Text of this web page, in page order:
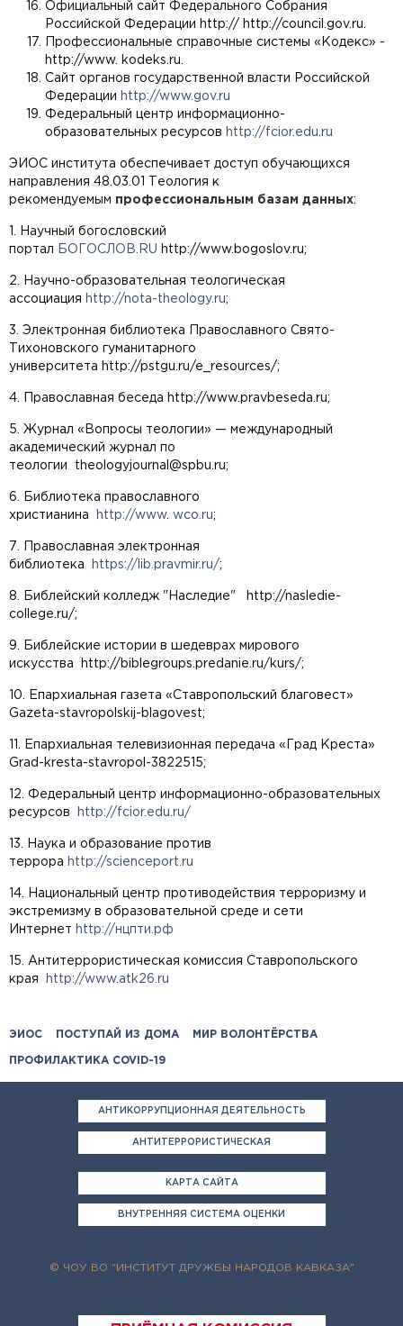
Официальный сайт Федерального Собрания
Российской Федерации http:// http://council.gov.ru.
Профессиональные справочные системы «Кодекс» -
http://www. kodeks.ru.
Сайт органов государственной власти Российской
Федерации http://www.gov.ru
Федеральный центр информационно-
образовательных ресурсов http://fcior.edu.ru
ЭИОС института обеспечивает доступ обучающихся
направления 48.03.01 Теология к
рекомендуемым профессиональным базам данных:
1. Научный богословский
портал
БОГОСЛОВ.RU http://www.bogoslov.ru;
2. Научно-образовательная теологическая
ассоциация http://nota-theology.ru;
3. Электронная библиотека Православного Свято-
Тихоновского гуманитарного
университета http://pstgu.ru/e_resources/;
4. Православная беседа http://www.pravbeseda.ru;
5. Журнал «Вопросы теологии» — международный
академический журнал по
теологии theologyjournal@spbu.ru;
6. Библиотека православного
христианина
http://www. wco.ru;
7. Православная электронная
библиотека
https://lib.pravmir.ru/;
8. Библейский колледж "Наследие"
http://nasledie-
college.ru/;
9. Библейские истории в шедеврах мирового
искусства
http://biblegroups.predanie.ru/kurs/;
10. Епархиальная газета «Ставропольский благовест»
Gazeta-stavropolskij-blagovest;
11. Епархиальная телевизионная передача «Град Креста»
Grad-kresta-stavropol-3822515;
12. Федеральный центр информационно-образовательных
ресурсов
http://fcior.edu.ru/
13. Наука и образование против
террора http://scienceport.ru
14. Национальный центр противодействия терроризму и
экстремизму в образовательной среде и сети
Интернет http://нцпти.рф
15. Антитеррористическая комиссия Ставропольского
края
http://www.atk26.ru
ЭИОС ПОСТУПАЙ ИЗ ДОМА МИР ВОЛОНТЁРСТВА
ПРОФИЛАКТИКА COVID-19
АНТИКОРРУПЦИОННАЯ ДЕЯТЕЛЬНОСТЬ
АНТИТЕРРОРИСТИЧЕСКАЯ
КАРТА САЙТА
ВНУТРЕННЯЯ СИСТЕМА ОЦЕНКИ
© ЧОУ ВО "ИНСТИТУТ ДРУЖБЫ НАРОДОВ КАВКАЗА"